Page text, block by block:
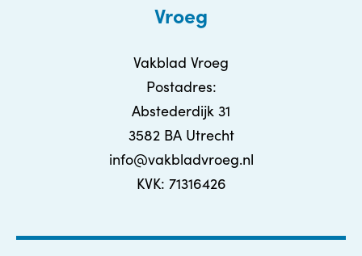
Vroeg
Vakblad Vroeg
Postadres:
Abstederdijk 31
3582 BA Utrecht
info@vakbladvroeg.nl
KVK: 71316426